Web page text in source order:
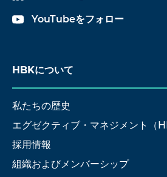
YouTubeをフォロー
HBKについて
私たちの歴史
エグゼクティブ・マネジメント（
採用情報
組織およびメンバーシップ